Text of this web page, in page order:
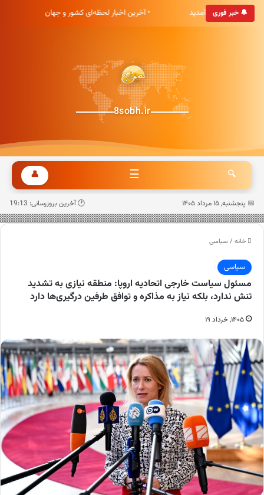
🔔 خبر فوری
هشت صبح خوش آمدید • آخرین اخبار لحظه‌ای کشور و جهان
8sobh.ir
🔍
☰
👤
📅 پنجشنبه, ۱۵ مرداد ۱۴۰۵ 🕐 آخرین بروزرسانی: 19:13
خانه / سیاسی
سیاسی
مسئول سیاست خارجی اتحادیه اروپا: منطقه نیازی به تشدید
تنش ندارد، بلکه نیاز به مذاکره و توافق طرفین درگیری‌ها دارد
۱۴۰۵, خرداد ۱۹